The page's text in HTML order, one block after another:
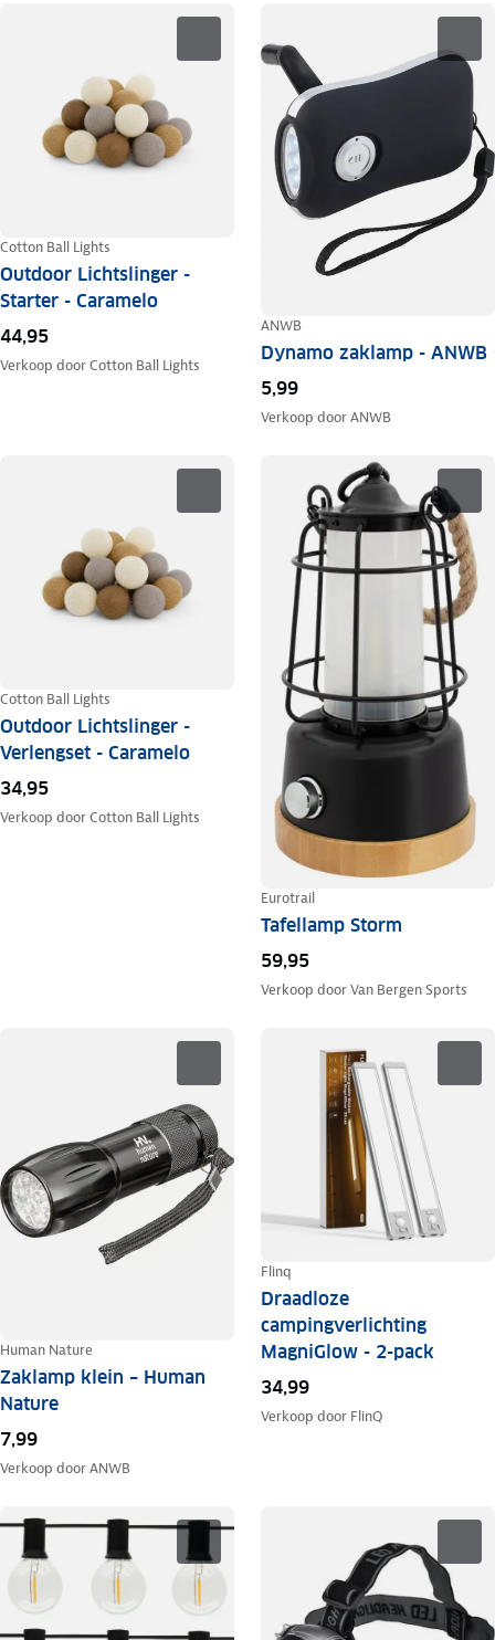
Cotton Ball Lights
Outdoor Lichtslinger -
Starter - Caramelo
44,95
Verkoop doorCotton Ball Lights
ANWB
Dynamo zaklamp - ANWB
5,99
Verkoop doorANWB
Cotton Ball Lights
Outdoor Lichtslinger -
Verlengset - Caramelo
34,95
Verkoop doorCotton Ball Lights
Eurotrail
Tafellamp Storm
59,95
Verkoop doorVan Bergen Sports
Human Nature
Zaklamp klein – Human
Nature
7,99
Verkoop doorANWB
Flinq
Draadloze
campingverlichting
MagniGlow - 2-pack
34,99
Verkoop door FlinQ